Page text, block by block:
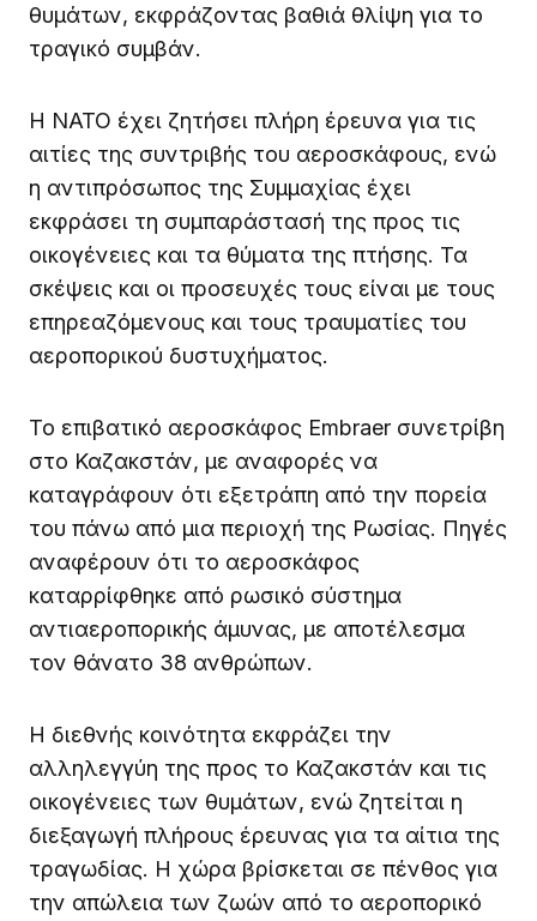
θυμάτων, εκφράζοντας βαθιά θλίψη για το
τραγικό συμβάν.
Η NATO έχει ζητήσει πλήρη έρευνα για τις
αιτίες της συντριβής του αεροσκάφους, ενώ
η αντιπρόσωπος της Συμμαχίας έχει
εκφράσει τη συμπαράστασή της προς τις
οικογένειες και τα θύματα της πτήσης. Τα
σκέψεις και οι προσευχές τους είναι με τους
επηρεαζόμενους και τους τραυματίες του
αεροπορικού δυστυχήματος.
Το επιβατικό αεροσκάφος Embraer συνετρίβη
στο Καζακστάν, με αναφορές να
καταγράφουν ότι εξετράπη από την πορεία
του πάνω από μια περιοχή της Ρωσίας. Πηγές
αναφέρουν ότι το αεροσκάφος
καταρρίφθηκε από ρωσικό σύστημα
αντιαεροπορικής άμυνας, με αποτέλεσμα
τον θάνατο 38 ανθρώπων.
Η διεθνής κοινότητα εκφράζει την
αλληλεγγύη της προς το Καζακστάν και τις
οικογένειες των θυμάτων, ενώ ζητείται η
διεξαγωγή πλήρους έρευνας για τα αίτια της
τραγωδίας. Η χώρα βρίσκεται σε πένθος για
την απώλεια των ζωών από το αεροπορικό